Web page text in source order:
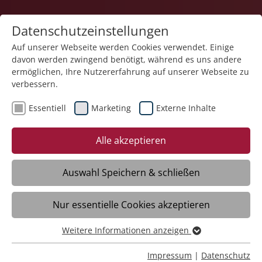
Gesundheit
08.06.2026
Ins neue
sozialtherapeutische
Wohnheim St. Damiano III
zieht Leben ein
Geislingen – Alles läuft nach Zeitplan und
in einem guten Miteinander aller
Datenschutzeinstellungen
Auf unserer Webseite werden Cookies verwendet. Einige
davon werden zwingend benötigt, während es uns andere
ermöglichen, Ihre Nutzererfahrung auf unserer Webseite zu
verbessern.
Essentiell Marketing Externe Inhalte
Alle akzeptieren
Auswahl Speichern & schließen
Nur essentielle Cookies akzeptieren
Essentiell
Essentielle Cookies werden für grundlegende Funktionen
Weitere Informationen anzeigen
Impressum | Datenschutz